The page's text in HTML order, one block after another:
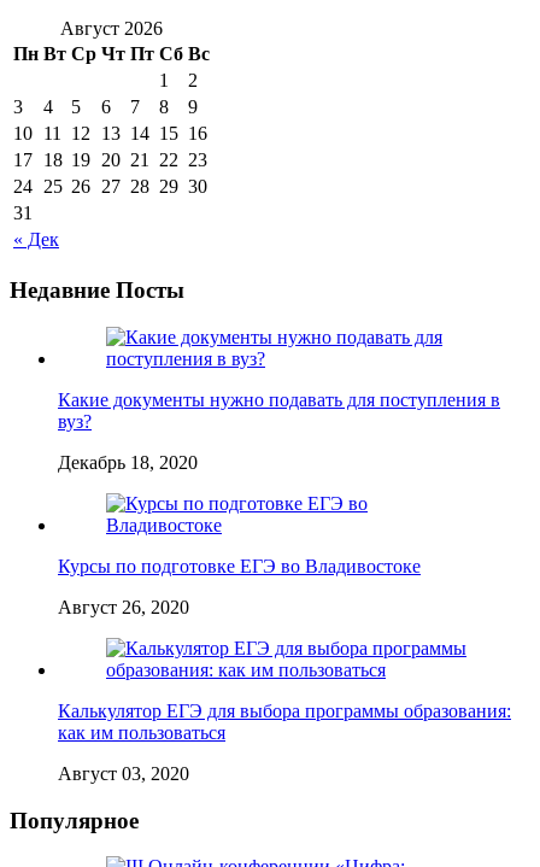
Август 2026
Пн Вт Ср Чт Пт Сб Вс
« Дек
1
2
3
4 5 6 7 8
9
10 11 12 13 14 15 16
17 18 19 20 21 22 23
24 25 26 27 28 29 30
31
Недавние Посты
Какие документы нужно подавать для поступления в
вуз?
Декабрь 18, 2020
Курсы по подготовке ЕГЭ во Владивостоке
Август 26, 2020
Калькулятор ЕГЭ для выбора программы образования:
как им пользоваться
Август 03, 2020
Популярное